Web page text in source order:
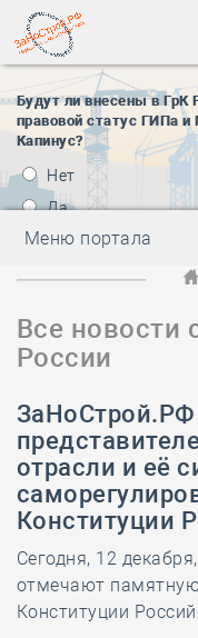
Будут ли внесены в
правовой статус ГИПа и
Капинус?
Нет
Да
Меню портала
Все новости
России
ЗаНоСтрой.РФ
отрасли и её
Конституции
Сегодня, 12
отмечают
Конституции